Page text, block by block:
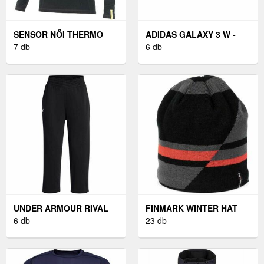
SENSOR NŐI THERMO
FELSŐ NŐI THERMO
7 db
ADIDAS GALAXY 3 W -
NŐI FUTÓCIPŐ
6 db
UNDER ARMOUR RIVAL
NŐI MELEGÍTŐNADRÁG,
6 db
FINMARK WINTER HAT
TÉLI KÖTÖTT SAPKA,
23 db